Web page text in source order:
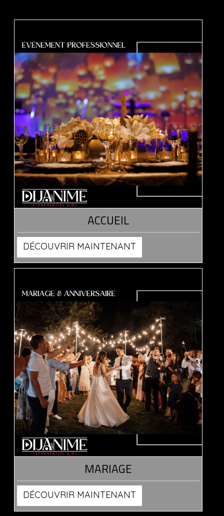
ACCUEIL
DÉCOUVRIR MAINTENANT
MARIAGE
DÉCOUVRIR MAINTENANT